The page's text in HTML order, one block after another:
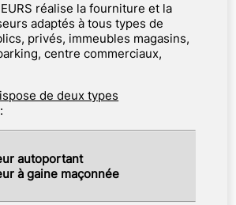
réalise la fourniture et la
adaptés à tous types de
privés, immeubles magasins,
centre commerciaux,
de deux types
:
autoportant
à gaine maçonnée